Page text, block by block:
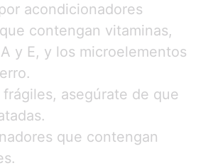
acondicionadores
contengan vitaminas,
y E, y los microelementos
asegúrate de que
que contengan